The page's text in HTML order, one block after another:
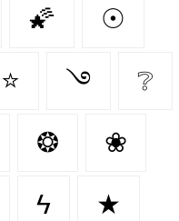
🌠 ☉
⭐ ࿓ ❔
❂ ❀
ϟ ★